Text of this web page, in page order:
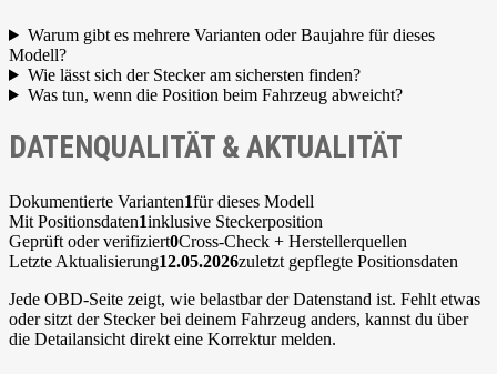
Warum gibt es mehrere Varianten oder Baujahre für dieses
Modell?
Wie lässt sich der Stecker am sichersten finden?
Was tun, wenn die Position beim Fahrzeug abweicht?
DATENQUALITÄT & AKTUALITÄT
Dokumentierte Varianten1für dieses Modell
Mit Positionsdaten1inklusive Steckerposition
Geprüft oder verifiziert0Cross-Check + Herstellerquellen
Letzte Aktualisierung12.05.2026zuletzt gepflegte Positionsdaten
Jede OBD-Seite zeigt, wie belastbar der Datenstand ist. Fehlt etwas
oder sitzt der Stecker bei deinem Fahrzeug anders, kannst du über
die Detailansicht direkt eine Korrektur melden.